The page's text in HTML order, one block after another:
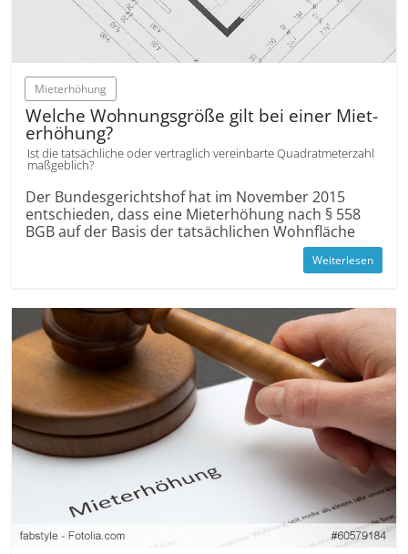
Mieterhöhung
Welche Wohnungs­größe gilt bei einer Miet­
erhöhung?
Ist die tatsächliche oder vertraglich vereinbarte Quadratmeterzahl
maßgeblich?
Der Bundes­gerichts­hof hat im November 2015
entschieden, dass eine Miet­erhöhung nach § 558
BGB auf der Basis der tatsächlichen Wohnfläche
Weiterlesen